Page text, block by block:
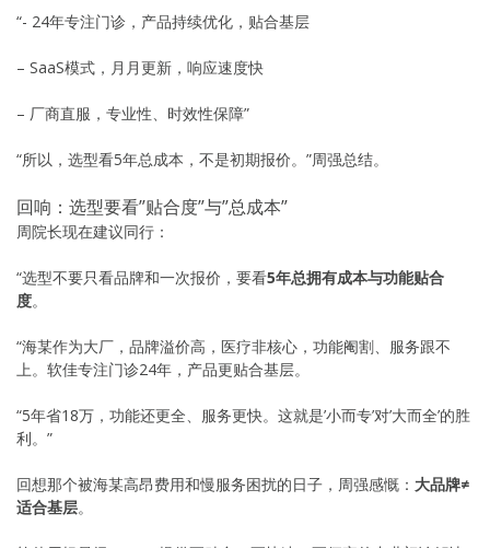
“- 24年专注门诊，产品持续优化，贴合基层
– SaaS模式，月月更新，响应速度快
– 厂商直服，专业性、时效性保障”
“所以，选型看5年总成本，不是初期报价。”周强总结。
回响：选型要看”贴合度”与”总成本”
周院长现在建议同行：
“选型不要只看品牌和一次报价，要看5年总拥有成本与功能贴合
度。
“海某作为大厂，品牌溢价高，医疗非核心，功能阉割、服务跟不
上。软佳专注门诊24年，产品更贴合基层。
“5年省18万，功能还更全、服务更快。这就是’小而专’对’大而全’的胜
利。”
回想那个被海某高昂费用和慢服务困扰的日子，周强感慨： 大品牌≠
适合基层。